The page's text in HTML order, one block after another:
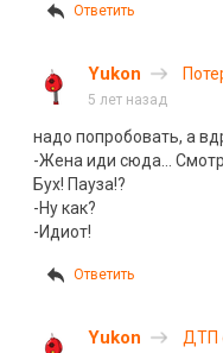
Ответить
Yukon
5 лет назад
надо попробовать, а
-Жена иди сюда…
Бух! Пауза!?
-Ну как?
-Идиот!
Ответить
Yukon ДТП